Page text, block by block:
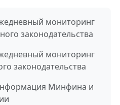
мониторинг
законодательства
мониторинг
законодательства
Минфина и